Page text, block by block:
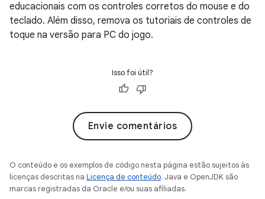
educacionais com os controles corretos do mouse e do
teclado. Além disso, remova os tutoriais de controles de
toque na versão para PC do jogo.
Isso foi útil?
Envie comentários
O conteúdo e os exemplos de código nesta página estão sujeitos às
licenças descritas na Licença de conteúdo. Java e OpenJDK são
marcas registradas da Oracle e/ou suas afiliadas.